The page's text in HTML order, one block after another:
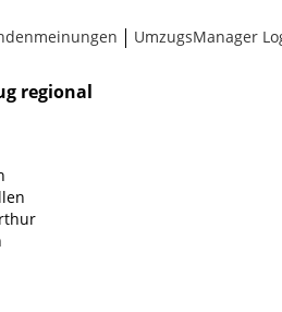
UmzugsManager
regional